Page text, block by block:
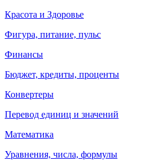
Красота и Здоровье
Фигура, питание, пульс
Финансы
Бюджет, кредиты, проценты
Конвертеры
Перевод единиц и значений
Математика
Уравнения, числа, формулы